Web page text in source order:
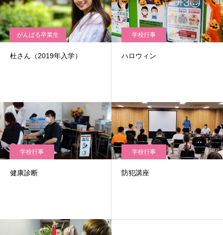
がんばる卒業生
杜さん（2019年入学）
学校行事
ハロウィン
学校行事
健康診断
学校行事
防犯講座